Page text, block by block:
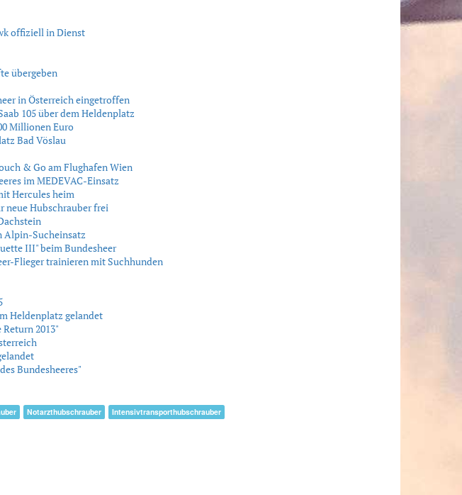
offiziell in Dienst
übergeben
in Österreich eingetroffen
105 über dem Heldenplatz
Millionen Euro
Bad Vöslau
& Go am Flughafen Wien
im MEDEVAC-Einsatz
Hercules heim
neue Hubschrauber frei
Alpin-Sucheinsatz
III" beim Bundesheer
Flieger trainieren mit Suchhunden
Heldenplatz gelandet
2013"
Bundesheeres"
Notarzthubschrauber
Intensivtransporthubschrauber